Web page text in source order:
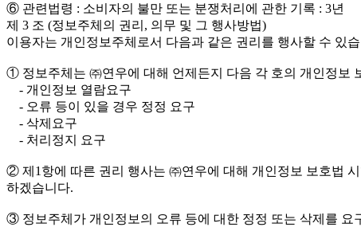
⑥ 관련법령 : 소비자의 불만 또는 분쟁처리에 관한 기록 : 3년
제 3 조 (정보주체의 권리, 의무 및 그 행사방법)
이용자는 개인정보주체로서 다음과 같은 권리를 행사할 수 있
① 정보주체는 ㈜연우에 대해 언제든지 다음 각 호의 개인정보
- 개인정보 열람요구
- 오류 등이 있을 경우 정정 요구
- 삭제요구
- 처리정지 요구
② 제1항에 따른 권리 행사는 ㈜연우에 대해 개인정보 보호법
하겠습니다.
③ 정보주체가 개인정보의 오류 등에 대한 정정 또는 삭제를 요